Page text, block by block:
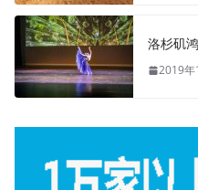
洛杉矶
2019年